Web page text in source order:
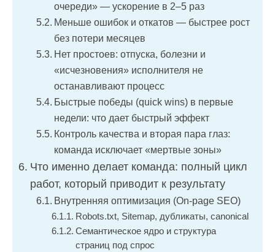
очереди» — ускорение в 2–5 раз
Меньше ошибок и откатов — быстрее рост
без потери месяцев
Нет простоев: отпуска, болезни и
«исчезновения» исполнителя не
останавливают процесс
Быстрые победы (quick wins) в первые
недели: что дает быстрый эффект
Контроль качества и вторая пара глаз:
команда исключает «мертвые зоны»
Что именно делает команда: полный цикл
работ, который приводит к результату
Внутренняя оптимизация (On-page SEO)
Robots.txt, Sitemap, дубликаты, canonical
Семантическое ядро и структура
страниц под спрос